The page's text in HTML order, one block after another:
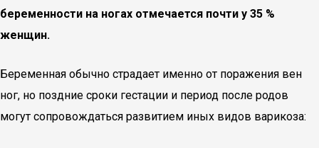
беременности на ногах отмечается почти у 35 %
женщин.
Беременная обычно страдает именно от поражения вен
ног, но поздние сроки гестации и период после родов
могут сопровождаться развитием иных видов варикоза: